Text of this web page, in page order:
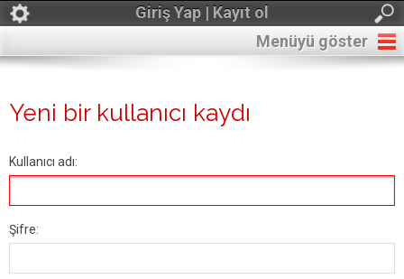
Giriş Yap | Kayıt ol
Menüyü göster
Yeni bir kullanıcı kaydı
Kullanıcı adı:
Şifre: